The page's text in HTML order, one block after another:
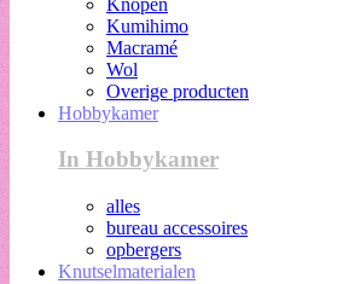
Kumihimo
Macramé
Wol
Overige producten
Hobbykamer
In Hobbykamer
alles
bureau accessoires
opbergers
Knutselmaterialen